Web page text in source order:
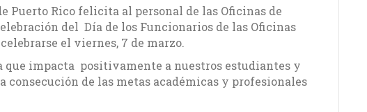
Puerto Rico felicita al personal de las Oficinas de
del Día de los Funcionarios de las Oficinas
el viernes, 7 de marzo.
que impacta positivamente a nuestros estudiantes y
de las metas académicas y profesionales